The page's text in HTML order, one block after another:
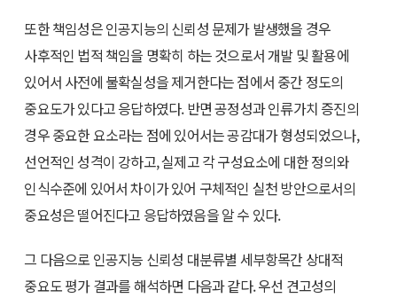
또한 책임성은 인공지능의 신뢰성 문제가 발생했을 경우
사후적인 법적 책임을 명확히 하는 것으로서 개발 및 활용에
있어서 사전에 불확실성을 제거한다는 점에서 중간 정도의
중요도가 있다고 응답하였다. 반면 공정성과 인류가치 증진의
경우 중요한 요소라는 점에 있어서는 공감대가 형성되었으나,
선언적인 성격이 강하고, 실제고 각 구성요소에 대한 정의와
인식수준에 있어서 차이가 있어 구체적인 실천 방안으로서의
중요성은 떨어진다고 응답하였음을 알 수 있다.
그 다음으로 인공지능 신뢰성 대분류별 세부항목간 상대적
중요도 평가 결과를 해석하면 다음과 같다. 우선 견고성의